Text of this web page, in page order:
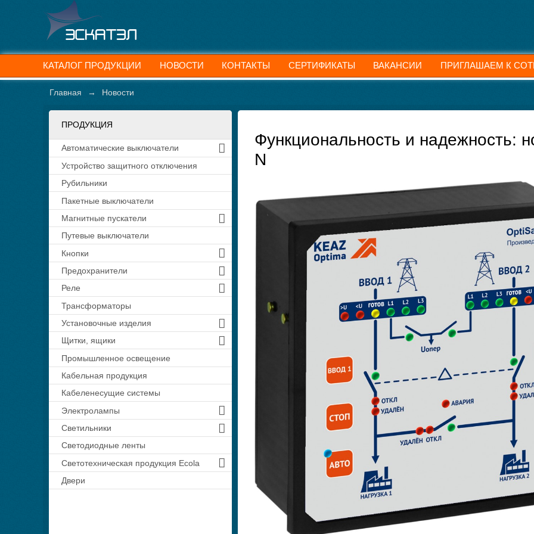
Функциональность и надежность:
N
ПРОДУКЦИЯ
Автоматические выключатели
Устройство защитного отключения
Рубильники
Пакетные выключатели
Магнитные пускатели
Путевые выключатели
Кнопки
Предохранители
Реле
Трансформаторы
Установочные изделия
Щитки, ящики
Промышленное освещение
Кабельная продукция
Кабеленесущие системы
Электролампы
Светильники
Светодиодные ленты
Светотехническая продукция Ecola
Двери
Главная → Новости
КАТАЛОГ ПРОДУКЦИИ НОВОСТИ КОНТАКТЫ СЕРТИФИКАТЫ ВАКАНСИИ ПРИГЛАШАЕМ К